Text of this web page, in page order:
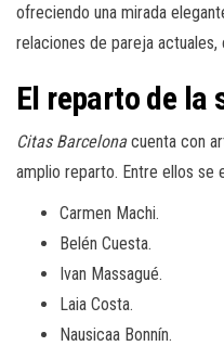
ofreciendo una mirada
relaciones de pareja
El reparto de la
Citas Barcelonacuenta con
amplio reparto. Entre ellos se
Carmen Machi.
Belén Cuesta.
Ivan Massagué.
Laia Costa.
Nausicaa Bonnín.